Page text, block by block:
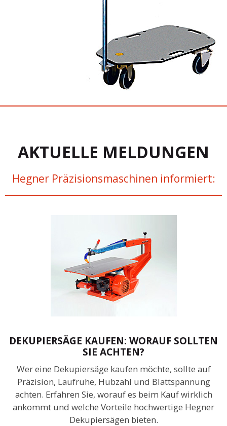
AKTUELLE MELDUNGEN
Hegner Präzisionsmaschinen informiert:
DEKUPIERSÄGE KAUFEN: WORAUF SOLLTEN
SIE ACHTEN?
Wer eine Dekupiersäge kaufen möchte, sollte auf
Präzision, Laufruhe, Hubzahl und Blattspannung
achten. Erfahren Sie, worauf es beim Kauf wirklich
ankommt und welche Vorteile hochwertige Hegner
Dekupiersägen bieten.